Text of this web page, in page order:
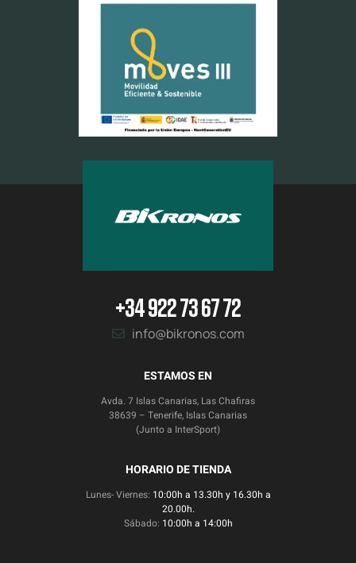
+34 922 73 67 72
info@bikronos.com
ESTAMOS EN
Avda. 7 Islas Canarias, Las Chafiras
38639 – Tenerife, Islas Canarias
(Junto a InterSport)
HORARIO DE TIENDA
Lunes- Viernes: 10:00h a 13.30h y 16.30h a
20.00h.
Sábado: 10:00h a 14:00h